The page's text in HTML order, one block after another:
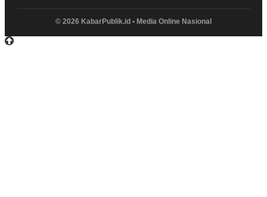
© 2026 KabarPublik.id • Media Online Nasional